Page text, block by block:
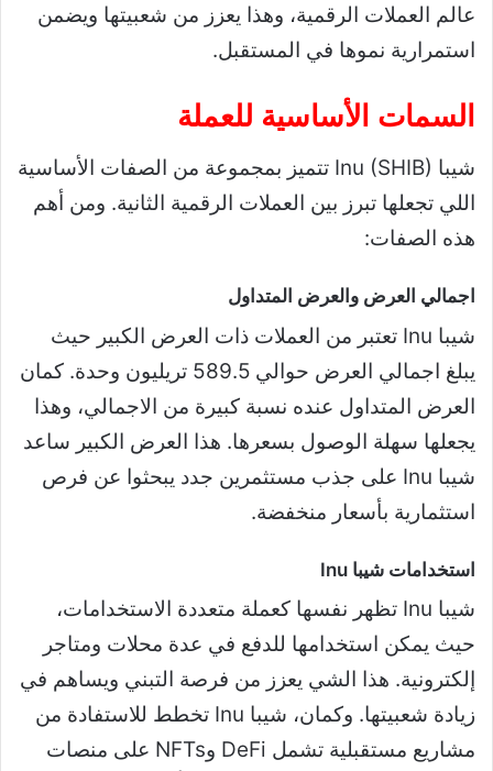
عالم العملات الرقمية، وهذا يعزز من شعبيتها ويضمن
استمرارية نموها في المستقبل.
السمات الأساسية للعملة
شيبا Inu (SHIB) تتميز بمجموعة من الصفات الأساسية
اللي تجعلها تبرز بين العملات الرقمية الثانية. ومن أهم
هذه الصفات:
اجمالي العرض والعرض المتداول
شيبا Inu تعتبر من العملات ذات العرض الكبير حيث
يبلغ اجمالي العرض حوالي 589.5 تريليون وحدة. كمان
العرض المتداول عنده نسبة كبيرة من الاجمالي، وهذا
يجعلها سهلة الوصول بسعرها. هذا العرض الكبير ساعد
شيبا Inu على جذب مستثمرين جدد يبحثوا عن فرص
استثمارية بأسعار منخفضة.
استخدامات شيبا Inu
شيبا Inu تظهر نفسها كعملة متعددة الاستخدامات،
حيث يمكن استخدامها للدفع في عدة محلات ومتاجر
إلكترونية. هذا الشي يعزز من فرصة التبني ويساهم في
زيادة شعبيتها. وكمان، شيبا Inu تخطط للاستفادة من
مشاريع مستقبلية تشمل DeFi وNFTs على منصات